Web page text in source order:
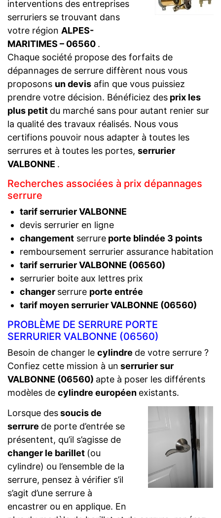
interventions des entreprises
serruriers se trouvant dans
votre région ALPES-
MARITIMES – 06560 .
Chaque société propose des forfaits de
dépannages de serrure diffèrent nous vous
proposons un devis afin que vous puissiez
prendre votre décision. Bénéficiez des prix les
plus petit du marché sans pour autant renier sur
la qualité des travaux réalisés. Nous vous
certifions pouvoir nous adapter à toutes les
serrures et à toutes les portes, serrurier
VALBONNE .
Recherches associées à prix dépannages
serrure
tarif serrurier VALBONNE
devis serrurier en ligne
changementserrureporte blindée 3 points
remboursement serrurier assurance habitation
tarif serrurier VALBONNE (06560)
serrurier boite aux lettres prix
changer serrure porte entrée
tarif moyen serrurier VALBONNE (06560)
PROBLÈME DE SERRURE PORTE
SERRURIER VALBONNE (06560)
Besoin de changer le cylindre de votre serrure ?
Confiez cette mission à un serrurier sur
VALBONNE (06560) apte à poser les différents
modèles de cylindre européen existants.
Lorsque dessoucis de
serrure de porte d’entrée se
présentent, qu’il s’agisse de
changer le barillet (ou
cylindre) ou l’ensemble de la
serrure, pensez à vérifier s’il
s’agit d’une serrure à
encastrer ou en applique. En